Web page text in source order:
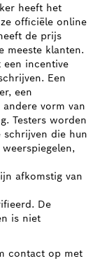
heeft het
officiële online
de prijs
meeste klanten.
een incentive
Een
een
vorm van
Testers worden
schrijven die hun
afkomstig van
De
is niet
contact op met